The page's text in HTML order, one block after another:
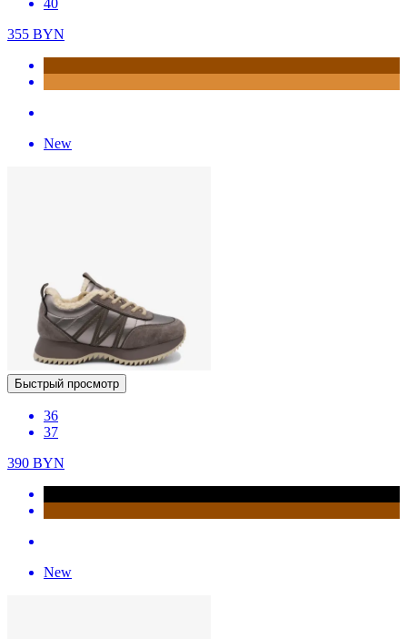
40
355 BYN
New
Быстрый просмотр
36
37
390 BYN
New